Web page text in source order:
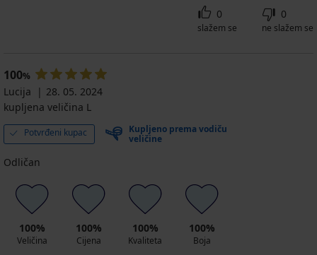
0
slažem se
0
ne slažem se
100%
Lucija
28. 05. 2024
kupljena veličina L
Potvrđeni kupac
Kupljeno prema vodiču
veličine
Odličan
100%
Veličina
100%
Cijena
100%
Kvaliteta
100%
Boja